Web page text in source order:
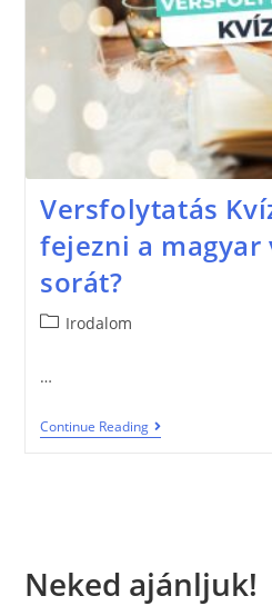
Versfolytatás
fejezni a magyar
sorát?
Irodalom
…
Continue Reading
Neked ajánljuk!